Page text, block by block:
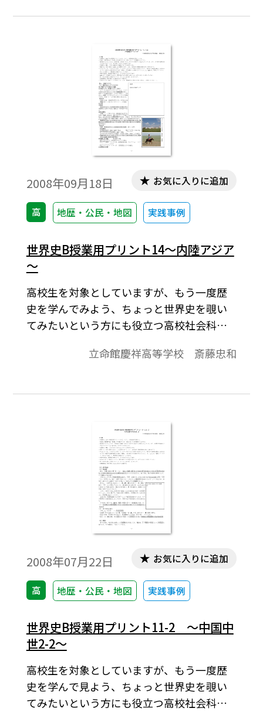
のを配して、興味関心を喚起することに努
2008年09月18日
高 地歴・公民・地図 実践事例
お気に入りに追加
世界史B授業用プリント14～内陸アジア
～
高校生を対象としていますが、もう一度歴
史を学んでみよう、ちょっと世界史を覗い
てみたいという方にも役立つ高校社会科の
「しっかり」学びうるよう内容の充実をは
のを配して、興味関心を喚起することに努
立命館慶祥高等学校 斎藤忠和
2008年07月22日
高 地歴・公民・地図 実践事例
お気に入りに追加
世界史B授業用プリント11-2 ～中国中
世2-2～
高校生を対象としていますが、もう一度歴
史を学んで見よう、ちょっと世界史を覗い
てみたいという方にも役立つ高校社会科の